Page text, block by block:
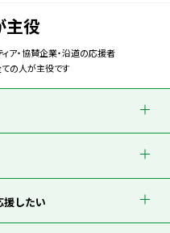
主役
ア・協賛企業・沿道の応援者
の人が主役です
援したい